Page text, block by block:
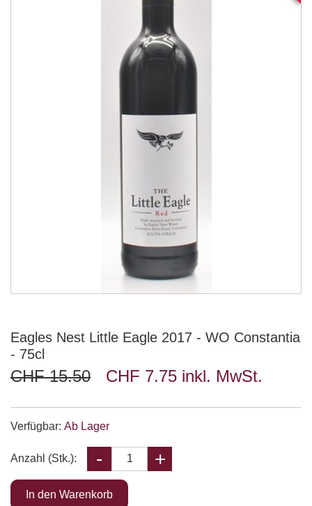
Eagles Nest Little Eagle 2017 - WO Constantia
- 75cl
CHF 15.50 CHF 7.75 inkl. MwSt.
Verfügbar: Ab Lager
Anzahl (Stk.):